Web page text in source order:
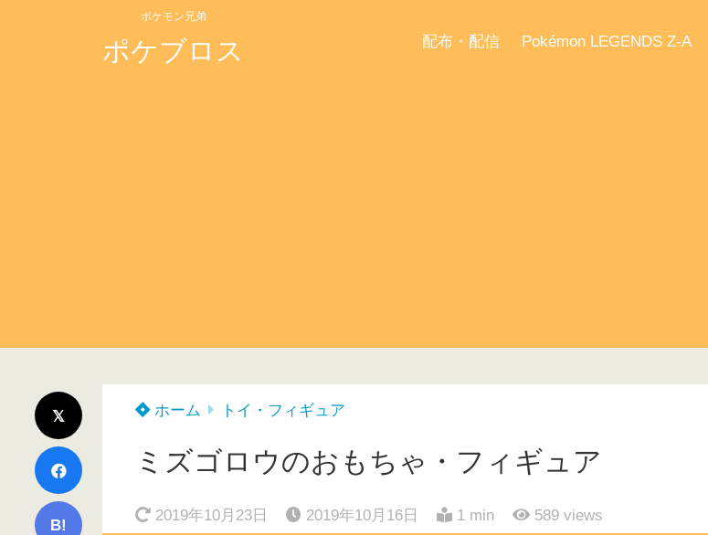
ポケモン兄弟
ポケブロス 配布・配信 Pokémon LEGENDS Z-A
B!
ホーム トイ・フィギュア
ミズゴロウのおもちゃ・フィギュア
2019年10月23日 2019年10月16日 1 min 589 views